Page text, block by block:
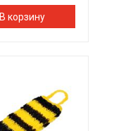
В корзину